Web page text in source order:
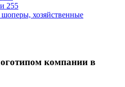
255
хозяйственные
компании в